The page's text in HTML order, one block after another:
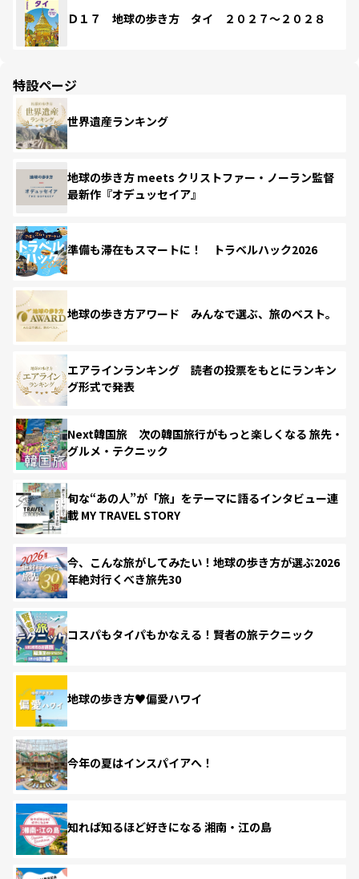
Ｄ１７ 地球の歩き方 タイ ２０２７～２０２８
特設ページ
世界遺産ランキング
地球の歩き方 meets クリストファー・ノーラン監督
最新作『オデュッセイア』
準備も滞在もスマートに！ トラベルハック2026
地球の歩き方アワード みんなで選ぶ、旅のベスト。
エアラインランキング 読者の投票をもとにランキン
グ形式で発表
Next韓国旅 次の韓国旅行がもっと楽しくなる 旅先・
グルメ・テクニック
旬な“あの人”が「旅」をテーマに語るインタビュー連
載 MY TRAVEL STORY
今、こんな旅がしてみたい！地球の歩き方が選ぶ2026
年絶対行くべき旅先30
コスパもタイパもかなえる！賢者の旅テクニック
地球の歩き方♥偏愛ハワイ
今年の夏はインスパイアへ！
知れば知るほど好きになる 湘南・江の島